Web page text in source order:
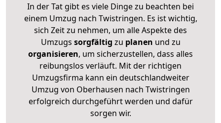
In der Tat gibt es viele Dinge zu beachten bei
einem Umzug nach Twistringen. Es ist wichtig,
sich Zeit zu nehmen, um alle Aspekte des
Umzugs sorgfältig zu planen und zu
organisieren, um sicherzustellen, dass alles
reibungslos verläuft. Mit der richtigen
Umzugsfirma kann ein deutschlandweiter
Umzug von Oberhausen nach Twistringen
erfolgreich durchgeführt werden und dafür
sorgen wir.